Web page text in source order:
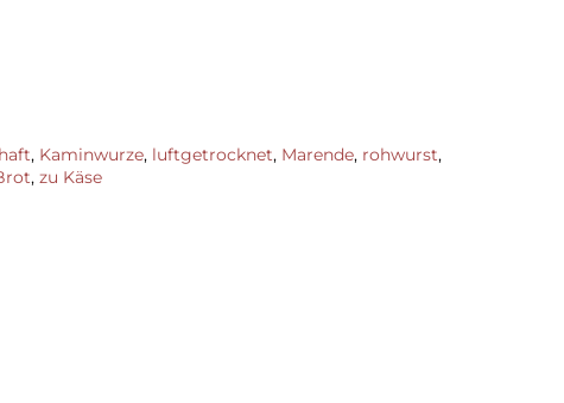
, Kaminwurze, luftgetrocknet, Marende, rohwurst,
, zu Käse